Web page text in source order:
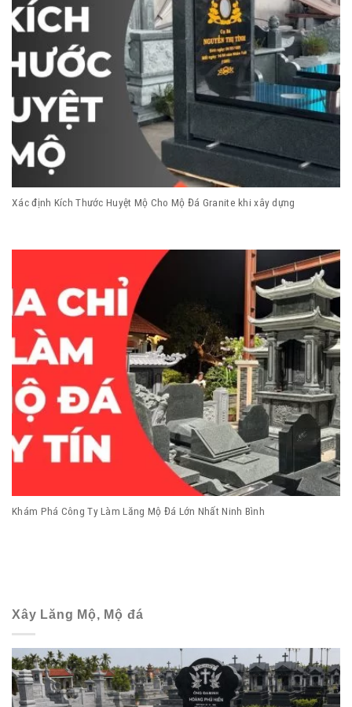
Xác định Kích Thước Huyệt Mộ Cho Mộ Đá Granite khi xây dựng
Khám Phá Công Ty Làm Lăng Mộ Đá Lớn Nhất Ninh Bình
Xây Lăng Mộ, Mộ đá